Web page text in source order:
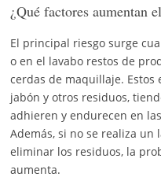
¿Qué factores aumentan
El principal riesgo surge
o en el lavabo restos de
cerdas de maquillaje. Estos
jabón y otros residuos,
adhieren y endurecen en
Además, si no se realiza un
eliminar los residuos, la
aumenta.